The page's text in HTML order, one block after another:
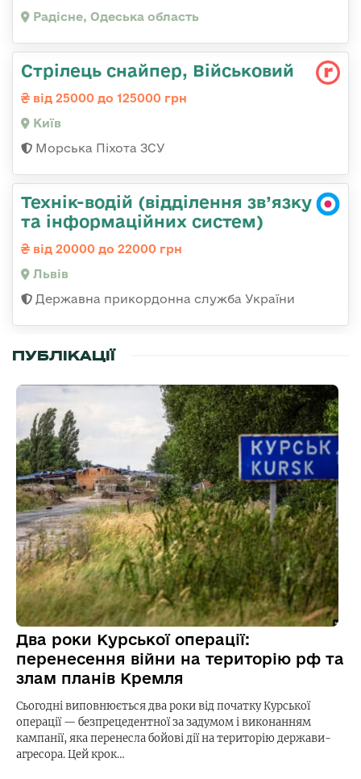
Радісне, Одеська область
Стрілець снайпер, Військовий
від 25000 до 125000 грн
Київ
Морська Піхота ЗСУ
Технік-водій (відділення зв’язку
та інформаційних систем)
від 20000 до 22000 грн
Львів
Державна прикордонна служба України
ПУБЛІКАЦІЇ
Два роки Курської операції:
перенесення війни на територію рф та
злам планів Кремля
Сьогодні виповнюється два роки від початку Курської
операції — безпрецедентної за задумом і виконанням
кампанії, яка перенесла бойові дії на територію держави-
агресора. Цей крок…